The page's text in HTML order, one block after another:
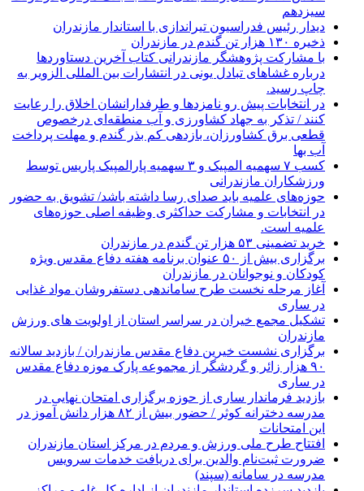
سیزدهم
دیدار رئیس فدراسیون تیراندازی با استاندار مازندران
ذخیره ۱۳۰ هزار تن گندم در مازندران
با مشارکت پژوهشگر مازندرانی كتاب آخرین دستاوردها
درباره غشاهای تبادل یونی در انتشارات بین المللی الزویر به
چاپ رسید.
در انتخابات پیش رو نامزدها و طرفدارانشان اخلاق را رعایت
کنند / تذکر به جهاد کشاورزی و آب منطقه‌ای درخصوص
قطعی برق کشاورزان، بازدهی کم بذر گندم و مهلت پرداخت
آب بها
کسب ۷ سهمیه المپیک و ۳ سهمیه پارالمپیک پاریس توسط
ورزشکاران مازندرانی
حوزه‌های علمیه باید صدای رسا داشته باشد/ تشویق به حضور
در انتخابات و مشارکت حداکثری وظیفه اصلی حوزه‌های
علمیه است.
خرید تضمینی ۵۳ هزار تن گندم در مازندران
برگزاری بیش از ۵۰ عنوان برنامه هفته دفاع مقدس ویژه
کودکان و نوجوانان در مازندران
آغاز مرحله نخست طرح ساماندهی دستفروشان مواد غذایی
در ساری
تشکیل مجمع خیران در سراسر استان از اولویت های ورزش
مازندران
برگزاری نشست خیرین دفاع مقدس مازندران / بازدید سالانه
۹۰ هزار زائر و گردشگر از مجموعه پارک موزه دفاع مقدس
در ساری
بازدید فرماندار ساری از حوزه برگزاری امتحان نهایی در
مدرسه دخترانه کوثر / حضور بیش از ۸۲ هزار دانش آموز در
این امتحانات
افتتاح طرح ملی ورزش و مردم در مرکز استان مازندران
ضرورت ثبت‌نام والدین برای دریافت خدمات سرویس
مدرسه در سامانه (سپند)